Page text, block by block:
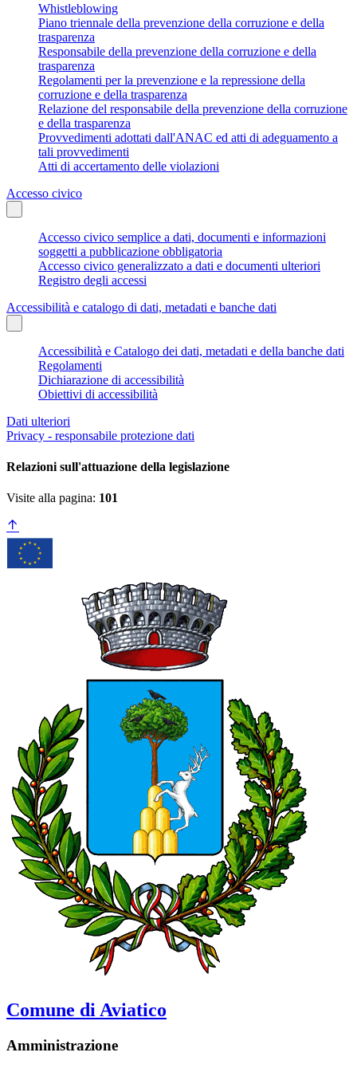
Whistleblowing
Piano triennale della prevenzione della corruzione e della
trasparenza
Responsabile della prevenzione della corruzione e della
trasparenza
Regolamenti per la prevenzione e la repressione della
corruzione e della trasparenza
Relazione del responsabile della prevenzione della corruzione
e della trasparenza
Provvedimenti adottati dall'ANAC ed atti di adeguamento a
tali provvedimenti
Atti di accertamento delle violazioni
Accesso civico
Accesso civico semplice a dati, documenti e informazioni
soggetti a pubblicazione obbligatoria
Accesso civico generalizzato a dati e documenti ulteriori
Registro degli accessi
Accessibilità e catalogo di dati, metadati e banche dati
Accessibilità e Catalogo dei dati, metadati e della banche dati
Regolamenti
Dichiarazione di accessibilità
Obiettivi di accessibilità
Dati ulteriori
Privacy - responsabile protezione dati
Relazioni sull'attuazione della legislazione
Visite alla pagina: 101
Comune di Aviatico
Amministrazione